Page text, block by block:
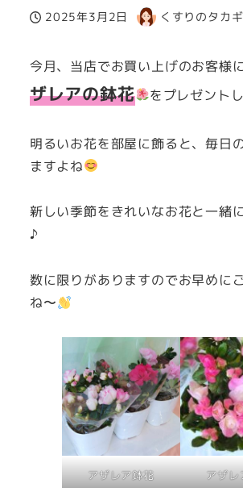
投稿日
2025年3月2日
著
くすりのタカギ
今月、当店でお買い上げのお客様
ザレアの鉢花
をプレゼント
明るいお花を部屋に飾ると、毎日
ますよね
新しい季節をきれいなお花と一緒
♪
数に限りがありますのでお早めに
ね〜
アザレア鉢花 アザレ